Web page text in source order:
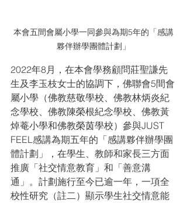
本會五間會屬小學一同參與為期5年的「感講
夥伴辦學團體計劃」
2022年8月，在本會學務顧問莊聖謙先
生及李玉枝女士的協調下，佛聯會5間會
屬小學（佛教慈敬學校、佛教林炳炎紀
念學校、佛教陳榮根紀念學校、佛教黃
焯菴小學和佛教榮茵學校）參與JUST
FEEL感講為期五年的「感講夥伴辦學團
體計劃」，在學生、教師和家長三方面
推廣「社交情意教育」和「善意溝
通」。計劃施行至今已逾一年，一項全
校性研究（註二）顯示學生社交情意能